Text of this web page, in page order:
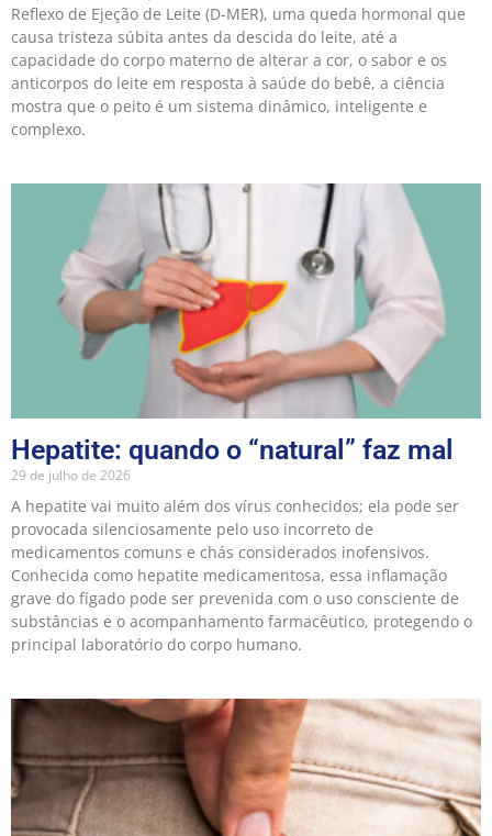
Reflexo de Ejeção de Leite (D-MER), uma queda hormonal que
causa tristeza súbita antes da descida do leite, até a
capacidade do corpo materno de alterar a cor, o sabor e os
anticorpos do leite em resposta à saúde do bebê, a ciência
mostra que o peito é um sistema dinâmico, inteligente e
complexo.
Hepatite: quando o “natural” faz mal
29 de julho de 2026
A hepatite vai muito além dos vírus conhecidos; ela pode ser
provocada silenciosamente pelo uso incorreto de
medicamentos comuns e chás considerados inofensivos.
Conhecida como hepatite medicamentosa, essa inflamação
grave do fígado pode ser prevenida com o uso consciente de
substâncias e o acompanhamento farmacêutico, protegendo o
principal laboratório do corpo humano.